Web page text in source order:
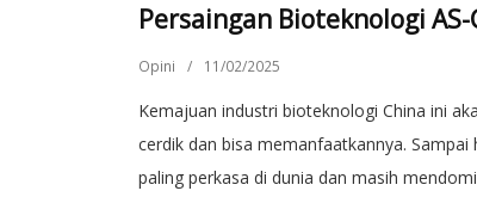
Persaingan Bioteknologi AS-
Opini / 11/02/2025
Kemajuan industri bioteknologi China ini
cerdik dan bisa memanfaatkannya.
paling perkasa di dunia dan masih